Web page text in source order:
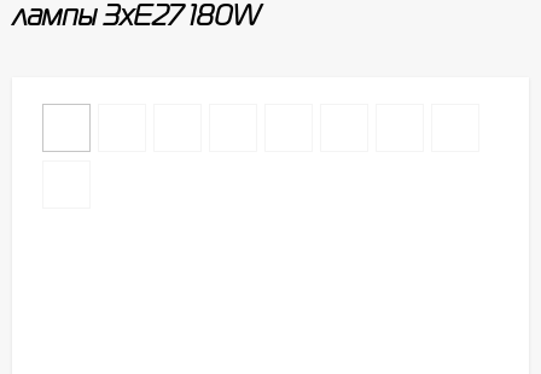
лампы 3xE27 180W